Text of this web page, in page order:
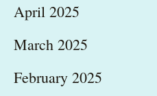
April 2025
March 2025
February 2025